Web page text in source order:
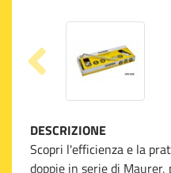
DESCRIZIONE
Scopri l'efficienza e la
doppie in serie di